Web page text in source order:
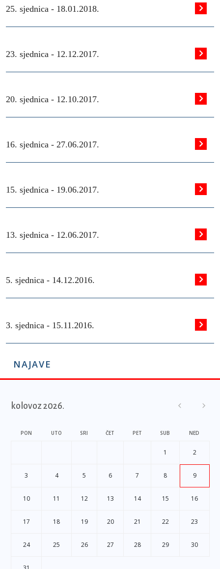
25. sjednica - 18.01.2018.
23. sjednica - 12.12.2017.
20. sjednica - 12.10.2017.
16. sjednica - 27.06.2017.
15. sjednica - 19.06.2017.
13. sjednica - 12.06.2017.
5. sjednica - 14.12.2016.
3. sjednica - 15.11.2016.
NAJAVE
kolovoz 2026.
PON UTO SRI ČET PET SUB NED
1 2
3 4 5 6 7 8 9
10 11 12 13 14 15 16
17 18 19 20 21 22 23
24 25 26 27 28 29 30